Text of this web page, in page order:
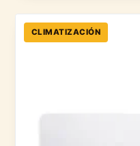
CLIMATIZACIÓN